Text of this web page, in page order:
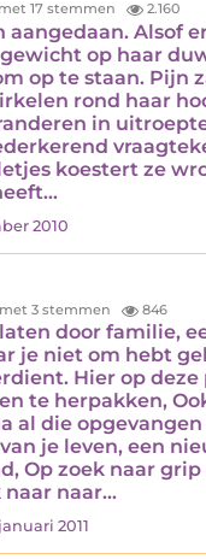
17 stemmen 2.160
aangedaan. Alsof
op haar
op te staan. Pijn
rond haar
in
koestert ze
2010
3 stemmen 846
door familie,
je niet om hebt
Hier op
te herpakken,
al die
je leven, een
Op zoek naar
naar naar…
2011